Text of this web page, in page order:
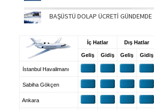
BAŞÜSTÜ DOLAP ÜCRETİ GÜNDEMDE
İç Hatlar Dış Hatlar
Geliş Gidiş Geliş Gidiş
İstanbul Havalimanı
Sabiha Gökçen
Ankara